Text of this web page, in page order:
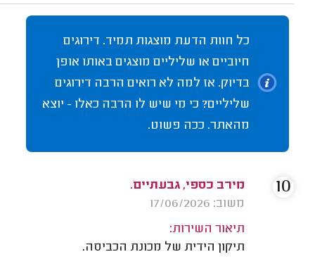
כל חוות הדעת מוצגות תמיד. דירוגים
חיוביים או שליליים מוצגים באותו אופן
בדיוק. אז למה לא רואים הרבה דירוגים
שליליים? כי מי שיש לו הרבה כאלו - יוצא
מהאתר. ככה פשוט.
מירב כספי, גבעתיים.
משוב: 17/06/2026
תיאור השירות:
תיקון הידית של מכונת הכביסה.
10